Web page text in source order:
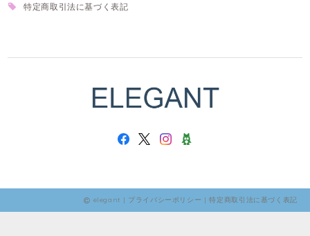
特定商取引法に基づく表記
elegant | プライバシーポリシー |特定商取引法に基づく表記